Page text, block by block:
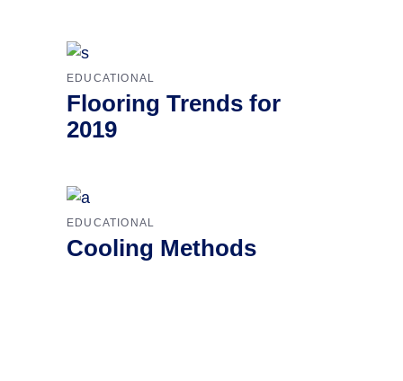
EDUCATIONAL
Flooring Trends for
2019
EDUCATIONAL
Cooling Methods